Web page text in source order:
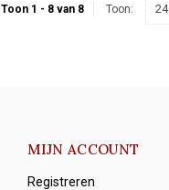
Toon 1 - 8 van 8 Toon: 24
MIJN ACCOUNT
Registreren